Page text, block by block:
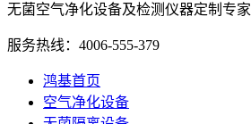
无菌空气净化设备及检测仪器定制专家
服务热线： 4006-555-379
鸿基首页
空气净化设备